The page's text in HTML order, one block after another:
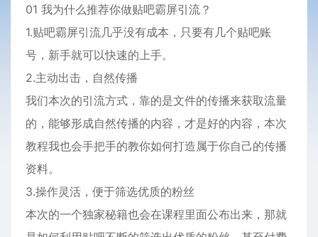
01 我为什么推荐你做贴吧霸屏引流？
1.贴吧霸屏引流几乎没有成本，只要有几个贴吧账
号，新手就可以快速的上手。
2.主动出击，自然传播
我们本次的引流方式，靠的是文件的传播来获取流量
的，能够形成自然传播的内容，才是好的内容，本次
教程我也会手把手的教你如何打造属于你自己的传播
资料。
3.操作灵活，便于筛选优质的粉丝
本次的一个独家秘籍也会在课程里面公布出来，那就